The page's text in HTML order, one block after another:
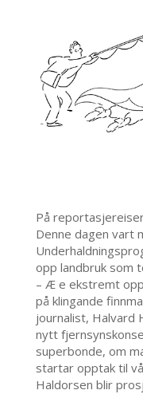
På
Denne dagen vart
opp landbruk som
– Æ e ekstremt
på klingande
journalist, Halvard
nytt
superbonde, om
startar opptak til
Haldorsen blir